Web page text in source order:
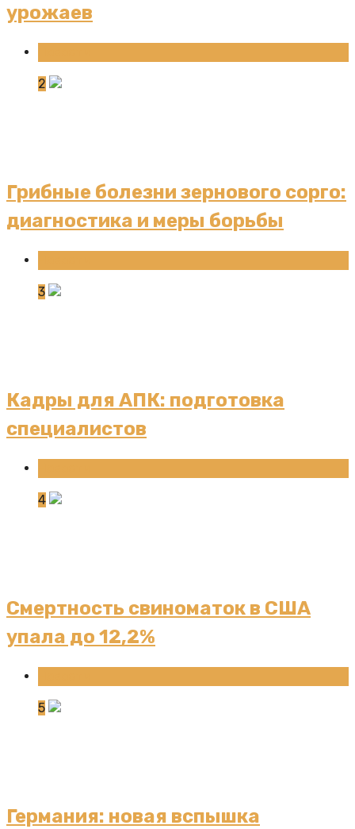
урожаев
2
Грибные болезни зернового сорго:
диагностика и меры борьбы
3
Кадры для АПК: подготовка
специалистов
4
Смертность свиноматок в США
упала до 12,2%
5
Германия: новая вспышка